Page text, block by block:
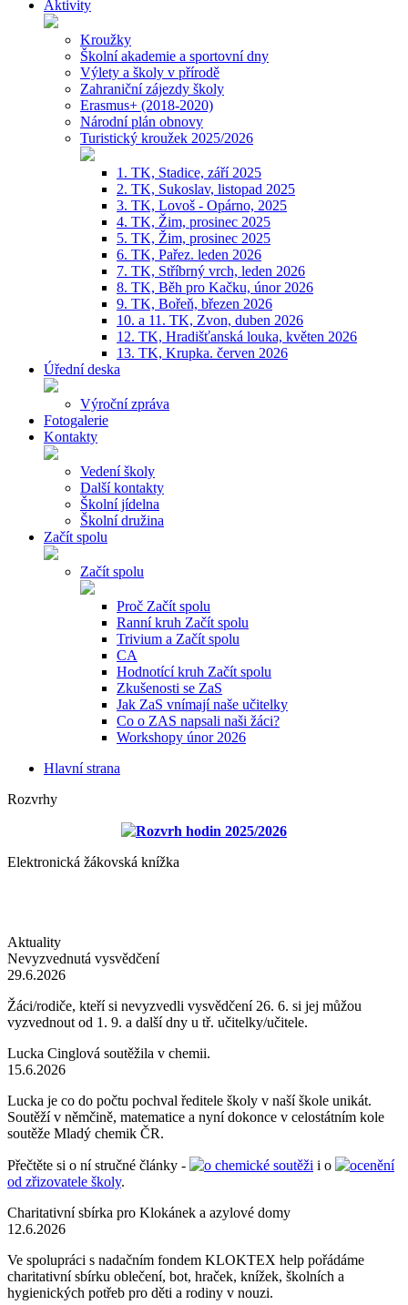
Aktivity
Kroužky
Školní akademie a sportovní dny
Výlety a školy v přírodě
Zahraniční zájezdy školy
Erasmus+ (2018-2020)
Národní plán obnovy
Turistický kroužek 2025/2026
1. TK, Stadice, září 2025
2. TK, Sukoslav, listopad 2025
3. TK, Lovoš - Opárno, 2025
4. TK, Žim, prosinec 2025
5. TK, Žim, prosinec 2025
6. TK, Pařez. leden 2026
7. TK, Stříbrný vrch, leden 2026
8. TK, Běh pro Kačku, únor 2026
9. TK, Bořeň, březen 2026
10. a 11. TK, Zvon, duben 2026
12. TK, Hradišťanská louka, květen 2026
13. TK, Krupka. červen 2026
Úřední deska
Výroční zpráva
Fotogalerie
Kontakty
Vedení školy
Další kontakty
Školní jídelna
Školní družina
Začít spolu
Začít spolu
Proč Začít spolu
Ranní kruh Začít spolu
Trivium a Začít spolu
CA
Hodnotící kruh Začít spolu
Zkušenosti se ZaS
Jak ZaS vnímají naše učitelky
Co o ZAS napsali naši žáci?
Workshopy únor 2026
Hlavní strana
Rozvrhy
Rozvrh hodin 2025/2026
Elektronická žákovská knížka
Aktuality
Nevyzvednutá vysvědčení
29.6.2026
Žáci/rodiče, kteří si nevyzvedli vysvědčení 26. 6. si jej můžou
vyzvednout od 1. 9. a další dny u tř. učitelky/učitele.
Lucka Cinglová soutěžila v chemii.
15.6.2026
Lucka je co do počtu pochval ředitele školy v naší škole unikát.
Soutěží v němčině, matematice a nyní dokonce v celostátním kole
soutěže Mladý chemik ČR.
Přečtěte si o ní stručné články - o chemické soutěži i o
ocenění
od zřizovatele školy.
Charitativní sbírka pro Klokánek a azylové domy
12.6.2026
Ve spolupráci s nadačním fondem KLOKTEX help pořádáme
charitativní sbírku oblečení, bot, hraček, knížek, školních a
hygienických potřeb pro děti a rodiny v nouzi.